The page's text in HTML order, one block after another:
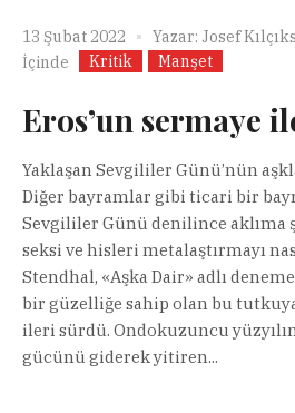
13 Şubat 2022 Yazar: Josef
İçinde
Kritik Manşet
Eros’un sermaye
Yaklaşan Sevgililer Günü’nün
Diğer bayramlar gibi ticari bir
Sevgililer Günü denilince aklıma
seksi ve hisleri metalaştırmayı
Stendhal, «Aşka Dair» adlı
bir güzelliğe sahip olan bu
ileri sürdü. Ondokuzuncu
gücünü giderek yitiren...